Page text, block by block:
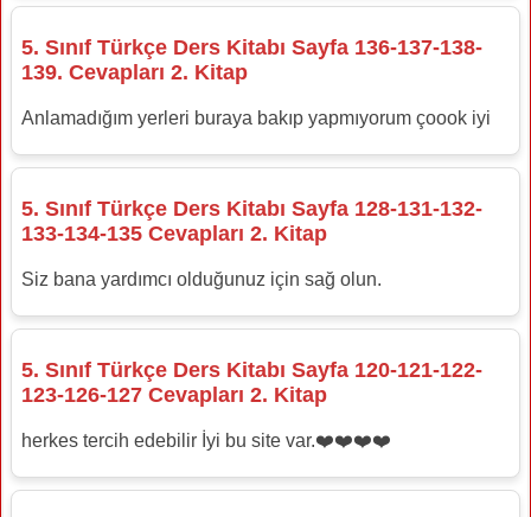
5. Sınıf Türkçe Ders Kitabı Sayfa 136-137-138-
139. Cevapları 2. Kitap
Anlamadığım yerleri buraya bakıp yapmıyorum çoook iyi
5. Sınıf Türkçe Ders Kitabı Sayfa 128-131-132-
133-134-135 Cevapları 2. Kitap
Siz bana yardımcı olduğunuz için sağ olun.
5. Sınıf Türkçe Ders Kitabı Sayfa 120-121-122-
123-126-127 Cevapları 2. Kitap
herkes tercih edebilir İyi bu site var.❤️❤️❤️❤️